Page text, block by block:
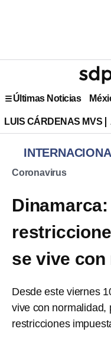
Últimas Noticias
LUIS CÁRDENAS MVS
Coronavirus
se vive
Desde este viernes
vive con normalidad,
restricciones